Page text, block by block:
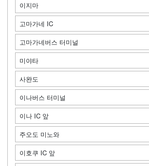
이지마
고마가네 IC
고마가네버스 터미널
미야타
사완도
이나버스 터미널
이나 IC 앞
주오도 미노와
이호쿠 IC 앞